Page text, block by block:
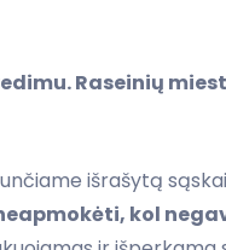
Raseinių
išrašytą
kol